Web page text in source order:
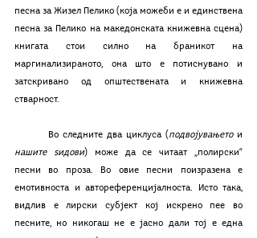
песна за Жизел Пелико (која можеби е и единствена
песна за Пелико на македонската книжевна сцена)
книгата стои силно на браникот на
маргинализираното, она што е потиснувано и
затскривано од општествената и книжевна
стварност.
	Во следните два циклуса (
подвојувањето
нашите ѕидови) може да се читаат „полирски“
песни во проза. Во овие песни поизразена е
емотивноста и автореференцијалноста. Исто така,
видлив е лирски субјект кој искрено пее во
песните, но никогаш не е јасно дали тој е една